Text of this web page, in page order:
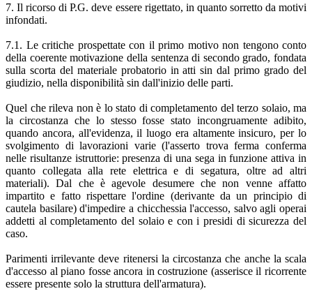
7. Il ricorso di P.G. deve essere rigettato, in quanto sorretto da motivi
infondati.
7.1. Le critiche prospettate con il primo motivo non tengono conto
della coerente motivazione della sentenza di secondo grado, fondata
sulla scorta del materiale probatorio in atti sin dal primo grado del
giudizio, nella disponibilità sin dall'inizio delle parti.
Quel che rileva non è lo stato di completamento del terzo solaio, ma
la circostanza che lo stesso fosse stato incongruamente adibito,
quando ancora, all'evidenza, il luogo era altamente insicuro, per lo
svolgimento di lavorazioni varie (l'asserto trova ferma conferma
nelle risultanze istruttorie: presenza di una sega in funzione attiva in
quanto collegata alla rete elettrica e di segatura, oltre ad altri
materiali). Dal che è agevole desumere che non venne affatto
impartito e fatto rispettare l'ordine (derivante da un principio di
cautela basilare) d'impedire a chicchessia l'accesso, salvo agli operai
addetti al completamento del solaio e con i presidi di sicurezza del
caso.
Parimenti irrilevante deve ritenersi la circostanza che anche la scala
d'accesso al piano fosse ancora in costruzione (asserisce il ricorrente
essere presente solo la struttura dell'armatura).